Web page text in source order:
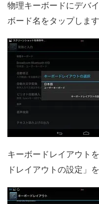
物理キーボードにデバ
ボード名をタップします
キーボードレイアウト
ドレイアウトの設定」